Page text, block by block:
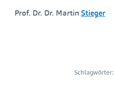
Prof. Dr. Dr. Martin Stieger
Schlagwörter: